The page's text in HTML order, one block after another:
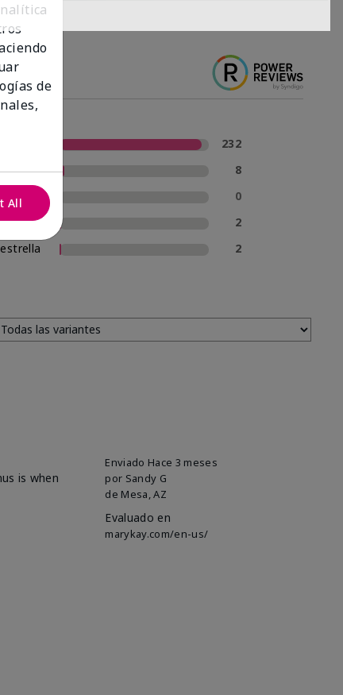
232
8
estrellas
0
2
2
Enviado Hace 3 meses
por Sandy G
de Mesa, AZ
Evaluado en
marykay.com/en-us/
is when
de
All